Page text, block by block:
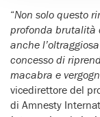
“Non solo questo
profonda brutalità
anche
concesso di
macabra e
vicedirettore del
di Amnesty